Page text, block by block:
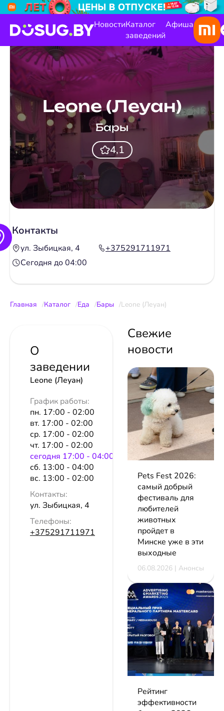
НовостиКаталог
заведений
Афиша
Leone (Леуан)
Бары
4,1
Контакты
ул. Зыбицкая, 4
+375291711971
Сегодня до 04:00
Главная Каталог Еда Бары Leone (Леуан)
О
заведении
Leone (Леуан)
График работы:
пн. 17:00 - 02:00
вт. 17:00 - 02:00
ср. 17:00 - 02:00
чт. 17:00 - 02:00
сeгодня 17:00 - 04:00
сб. 13:00 - 04:00
вс. 13:00 - 02:00
Контакты:
ул. Зыбицкая, 4
Телефоны:
+375291711971
Свежие
новости
Pets Fest 2026:
самый добрый
фестиваль для
любителей
животных
пройдет в
Минске уже в эти
выходные
06.08.2026 | Анонсы
Рейтинг
эффективности